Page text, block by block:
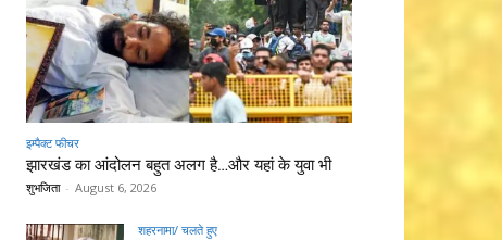
इम्पैक्ट फीचर
झारखंड का आंदोलन बहुत अलग है…और यहां के युवा भी
शुभजिता - August 6, 2026
शहरनामा/ चलते हुए